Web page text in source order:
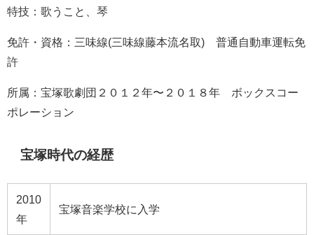
特技： 歌うこと、琴
免許・資格： 三味線(三味線藤本流名取) 普通自動車運転免
許
所属：宝塚歌劇団２０１２年〜２０１８年 ボックスコー
ポレーション
宝塚時代の経歴
2010
年
宝塚音楽学校に入学